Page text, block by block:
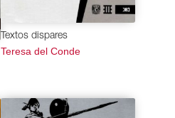
Textos dispares
Teresa del Conde